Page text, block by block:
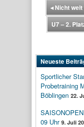
◂Nicht weit
U7 – 2.
Neueste
Sportlicher
Probetraining
Böblingen 22.
09 Uhr 9. Juli